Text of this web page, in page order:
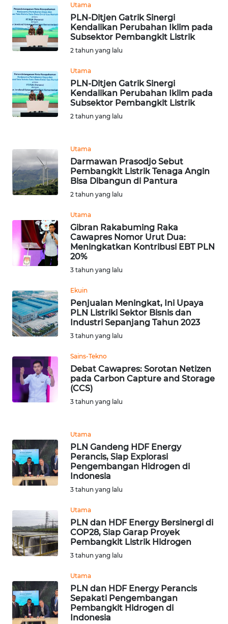
Utama
PLN-Ditjen Gatrik Sinergi
Kendalikan Perubahan Iklim pada
Subsektor Pembangkit Listrik
2 tahun yang lalu
Utama
PLN-Ditjen Gatrik Sinergi
Kendalikan Perubahan Iklim pada
Subsektor Pembangkit Listrik
2 tahun yang lalu
Utama
Darmawan Prasodjo Sebut
Pembangkit Listrik Tenaga Angin
Bisa Dibangun di Pantura
2 tahun yang lalu
Utama
Gibran Rakabuming Raka
Cawapres Nomor Urut Dua:
Meningkatkan Kontribusi EBT PLN
20%
3 tahun yang lalu
Ekuin
Penjualan Meningkat, Ini Upaya
PLN Listriki Sektor Bisnis dan
Industri Sepanjang Tahun 2023
3 tahun yang lalu
Sains-Tekno
Debat Cawapres: Sorotan Netizen
pada Carbon Capture and Storage
(CCS)
3 tahun yang lalu
Utama
PLN Gandeng HDF Energy
Perancis, Siap Explorasi
Pengembangan Hidrogen di
Indonesia
3 tahun yang lalu
Utama
PLN dan HDF Energy Bersinergi di
COP28, Siap Garap Proyek
Pembangkit Listrik Hidrogen
3 tahun yang lalu
Utama
PLN dan HDF Energy Perancis
Sepakati Pengembangan
Pembangkit Hidrogen di
Indonesia
LABUHANBATU
WN
TAPANULI
WN DELI
SERDANG
WN
PAKPAK
KARAWANG
WN
BEKASI
BOGOR
WN
DEPOK
WN
TAPANULI
UTARA
WN
PADANG
LAWAS
WN
CIANJUR
KEPULAUAN
SERIBU
WN